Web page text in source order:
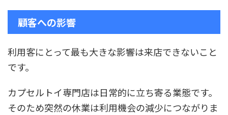
顧客への影響
利用客にとって最も大きな影響は来店できないこと
です。
カプセルトイ専門店は日常的に立ち寄る業態です。
そのため突然の休業は利用機会の減少につながりま